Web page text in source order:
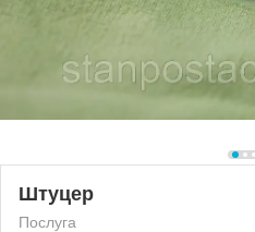
Штуцер
Послуга